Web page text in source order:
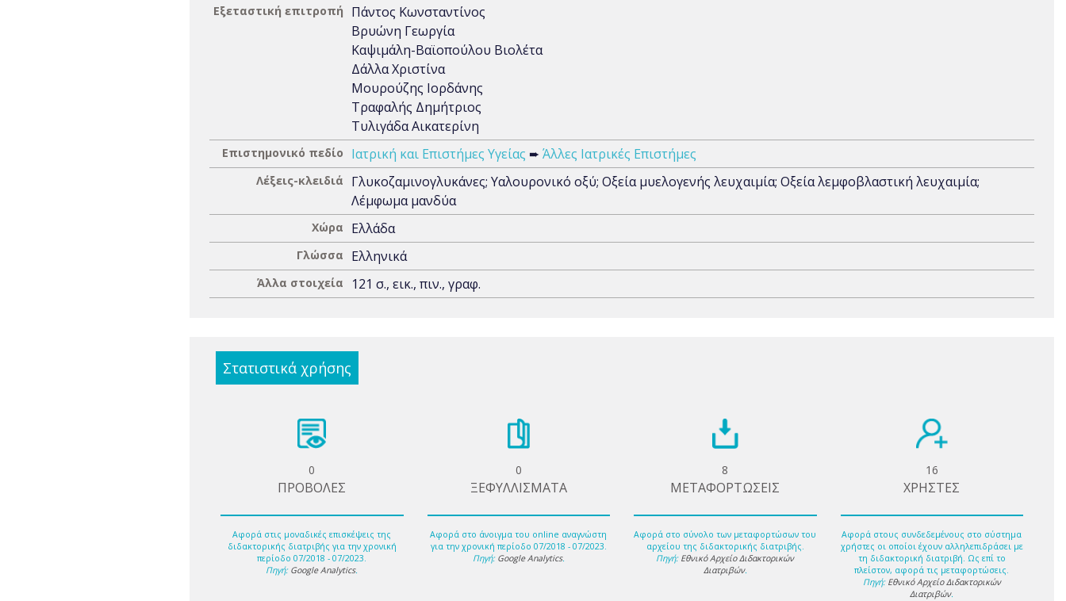
Εξεταστική επιτροπή
Πάντος Κωνσταντίνος
Βρυώνη Γεωργία
Καψιμάλη-Βαϊοπούλου Βιολέτα
Δάλλα Χριστίνα
Μουρούζης Ιορδάνης
Τραφαλής Δημήτριος
Τυλιγάδα Αικατερίνη
Επιστημονικό πεδίο Ιατρική και Επιστήμες Υγείας ➨ Άλλες Ιατρικές Επιστήμες
Λέξεις-κλειδιά
Γλυκοζαμινογλυκάνες; Υαλουρονικό οξύ; Οξεία μυελογενής λευχαιμία; Οξεία λεμφοβλαστική λευχαιμία;
Λέμφωμα μανδύα
Χώρα Ελλάδα
Γλώσσα Ελληνικά
Άλλα στοιχεία 121 σ., εικ., πιν., γραφ.
Στατιστικά χρήσης
0
ΠΡΟΒΟΛΕΣ
Αφορά στις μοναδικές επισκέψεις της
διδακτορικής διατριβής για την χρονική
περίοδο 07/2018 - 07/2023.
Πηγή: Google Analytics.
0
ΞΕΦΥΛΛΙΣΜΑΤΑ
Αφορά στο άνοιγμα του online αναγνώστη
για την χρονική περίοδο 07/2018 - 07/2023.
Πηγή: Google Analytics.
8
ΜΕΤΑΦΟΡΤΩΣΕΙΣ
Αφορά στο σύνολο των μεταφορτώσων του
αρχείου της διδακτορικής διατριβής.
Πηγή: Εθνικό Αρχείο Διδακτορικών
Διατριβών.
16
ΧΡΗΣΤΕΣ
Αφορά στους συνδεδεμένους στο σύστημα
χρήστες οι οποίοι έχουν αλληλεπιδράσει με
τη διδακτορική διατριβή. Ως επί το
πλείστον, αφορά τις μεταφορτώσεις.
Πηγή: Εθνικό Αρχείο Διδακτορικών
Διατριβών.